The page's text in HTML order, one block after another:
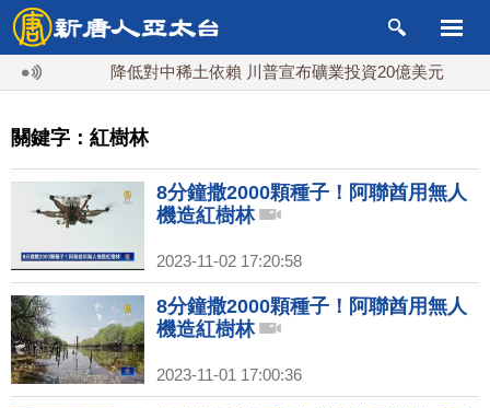
降低對中稀土依賴 川普宣布礦業投資20億美元
關鍵字：紅樹林
8分鐘撒2000顆種子！阿聯酋用無人
機造紅樹林
2023-11-02 17:20:58
8分鐘撒2000顆種子！阿聯酋用無人
機造紅樹林
2023-11-01 17:00:36